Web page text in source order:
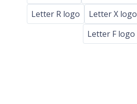
Letter R logo
Letter X logo
Letter F logo